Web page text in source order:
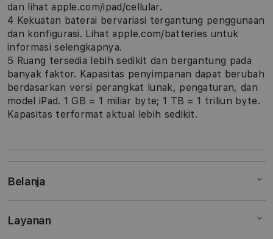
dan lihat apple.com/ipad/cellular.
4 Kekuatan baterai bervariasi tergantung penggunaan
dan konfigurasi. Lihat apple.com/batteries untuk
informasi selengkapnya.
5 Ruang tersedia lebih sedikit dan bergantung pada
banyak faktor. Kapasitas penyimpanan dapat berubah
berdasarkan versi perangkat lunak, pengaturan, dan
model iPad. 1 GB = 1 miliar byte; 1 TB = 1 triliun byte.
Kapasitas terformat aktual lebih sedikit.
Belanja
Mac
Layanan